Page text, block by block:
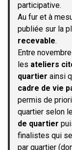
participative.
Au fur et à
publiée sur la
recevable.
Entre
les ateliers
quartier ainsi
cadre de vie
permis de
quartier selon
de quartier
finalistes qui
par quartier